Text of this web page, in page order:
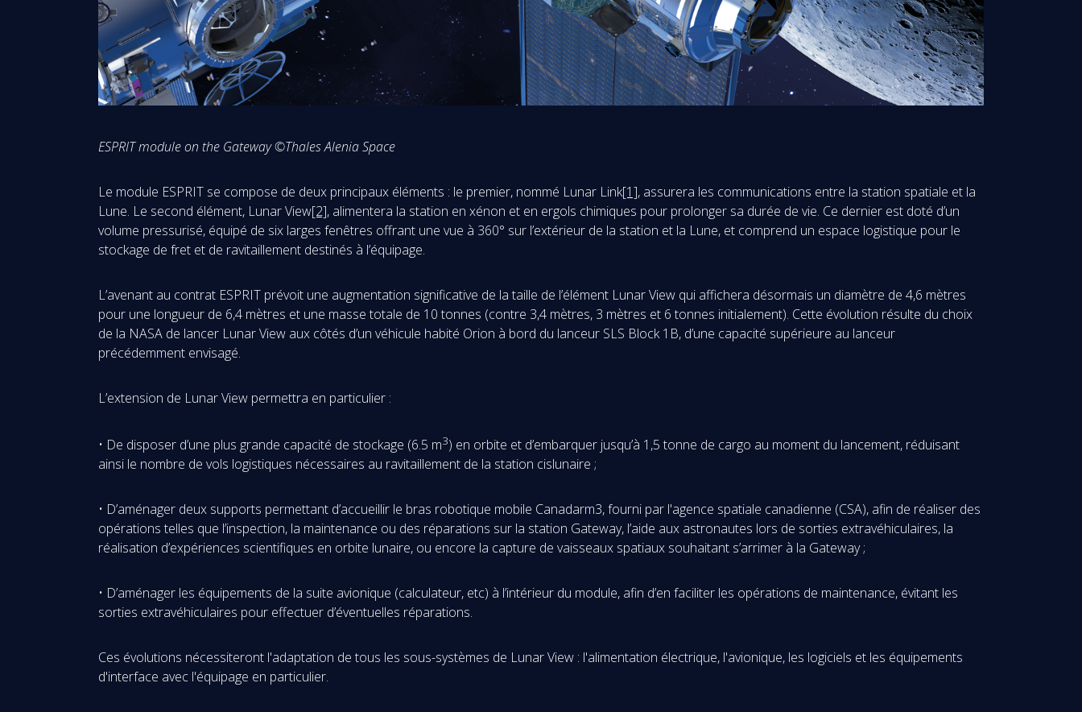
ESPRIT module on the Gateway©Thales Alenia Space
Le module ESPRIT se compose de deux principaux éléments : le premier, nommé Lunar Link[1], assurera les communications entre la station spatiale et la
Lune. Le second élément, Lunar View[2], alimentera la station en xénon et en ergols chimiques pour prolonger sa durée de vie. Ce dernier est doté d’un
volume pressurisé, équipé de six larges fenêtres offrant une vue à 360° sur l’extérieur de la station et la Lune, et comprend un espace logistique pour le
stockage de fret et de ravitaillement destinés à l’équipage.
L’avenant au contrat ESPRIT prévoit une augmentation significative de la taille de l’élément Lunar View qui affichera désormais un diamètre de 4,6 mètres
pour une longueur de 6,4 mètres et une masse totale de 10 tonnes (contre 3,4 mètres, 3 mètres et 6 tonnes initialement). Cette évolution résulte du choix
de la NASA de lancer Lunar View aux côtés d’un véhicule habité Orion à bord du lanceur SLS Block 1B, d’une capacité supérieure au lanceur
précédemment envisagé.
L’extension de Lunar View permettra en particulier :
• De disposer d’une plus grande capacité de stockage (6.5 m3) en orbite et d’embarquer jusqu’à 1,5 tonne de cargo au moment du lancement, réduisant
ainsi le nombre de vols logistiques nécessaires au ravitaillement de la station cislunaire ;
• D’aménager deux supports permettant d’accueillir le bras robotique mobile Canadarm3, fourni par l'agence spatiale canadienne (CSA), afin de réaliser des
opérations telles que l’inspection, la maintenance ou des réparations sur la station Gateway, l’aide aux astronautes lors de sorties extravéhiculaires, la
réalisation d’expériences scientifiques en orbite lunaire, ou encore la capture de vaisseaux spatiaux souhaitant s’arrimer à la Gateway ;
• D’aménager les équipements de la suite avionique (calculateur, etc) à l’intérieur du module, afin d’en faciliter les opérations de maintenance, évitant les
sorties extravéhiculaires pour effectuer d’éventuelles réparations.
Ces évolutions nécessiteront l'adaptation de tous les sous-systèmes de Lunar View : l'alimentation électrique, l'avionique, les logiciels et les équipements
d'interface avec l'équipage en particulier.